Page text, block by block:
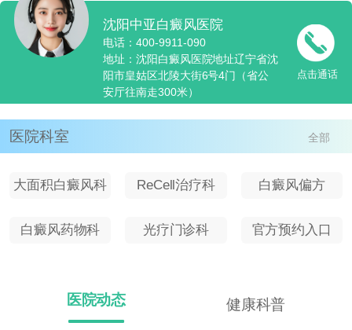
沈阳中亚白癜风医院
电话：400-9911-090
地址：沈阳白癜风医院地址辽宁省沈
阳市皇姑区北陵大街6号4门（省公
安厅往南走300米）
点击通话
医院科室 全部
大面积白癜风科
ReCell治疗科 白癜风偏方
白癜风药物科 光疗门诊科 官方预约入口
医院动态 健康科普